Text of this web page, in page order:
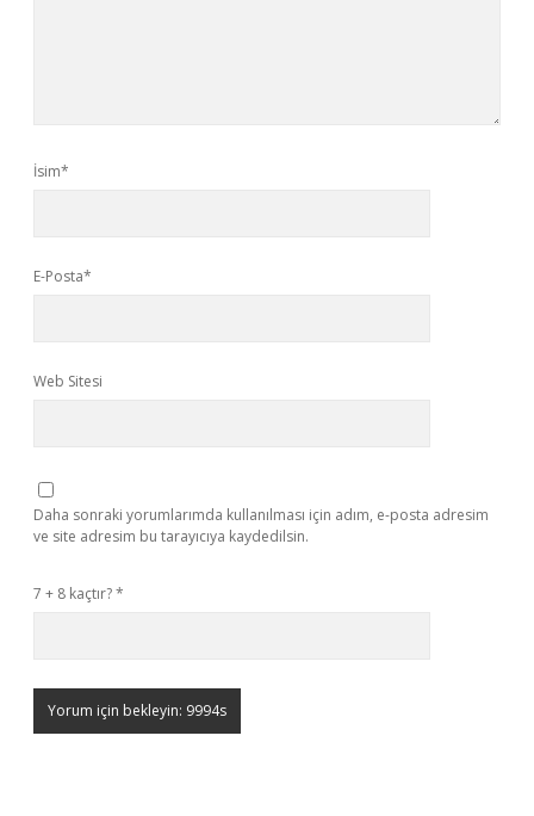
İsim*
E-Posta*
Web Sitesi
Daha sonraki yorumlarımda kullanılması için adım, e-posta adresim
ve site adresim bu tarayıcıya kaydedilsin.
7 + 8 kaçtır?*